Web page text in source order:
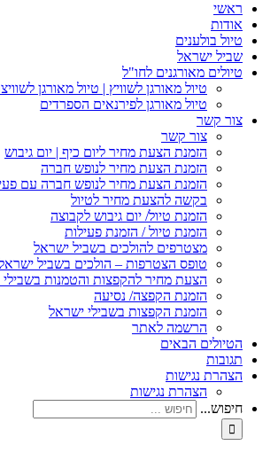
ראשי
אודות
טיול בולענים
שביל ישראל
טיולים מאורגנים לחו"ל
טיול מאורגן לשוויץ | טיול מאורגן
טיול מאורגן לפירנאים הספרדים
צור קשר
צור קשר
הזמנת הצעת מחיר ליום כיף | יום גיבוש
הזמנת הצעת מחיר לנופש חברה
הזמנת הצעת מחיר לנופש חברה עם
בקשה להצעת מחיר לטיול
הזמנת טיול/ יום גיבוש לקבוצה
הזמנת טיול / הזמנת פעילות
מצטרפים להולכים בשביל ישראל
טופס הצטרפות – הולכים בשביל
הצעת מחיר להקפצות והטמנות
הזמנת הקפצה/ נסיעה
הזמנת הקפצות בשבילי ישראל
הרשמה לאתר
הטיולים הבאים
תגובות
הצהרת נגישות
הצהרת נגישות
חיפוש...